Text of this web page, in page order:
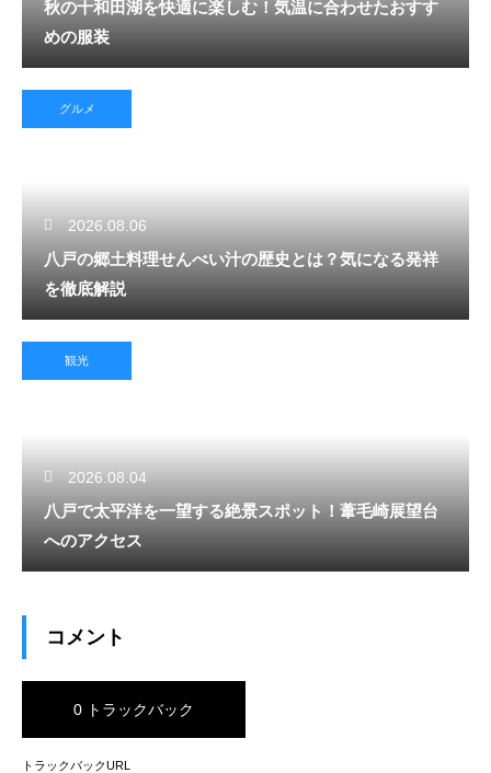
秋の十和田湖を快適に楽しむ！気温に合わせたおすす
めの服装
グルメ
2026.08.06
八戸の郷土料理せんべい汁の歴史とは？気になる発祥
を徹底解説
観光
2026.08.04
八戸で太平洋を一望する絶景スポット！葦毛崎展望台
へのアクセス
コメント
0 トラックバック
トラックバックURL